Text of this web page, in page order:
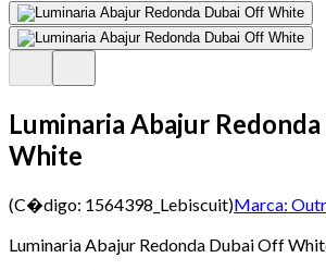
Luminaria Abajur
White
(C�digo: 1564398_Lebiscuit)Marca:
Luminaria Abajur Redonda Dubai Off